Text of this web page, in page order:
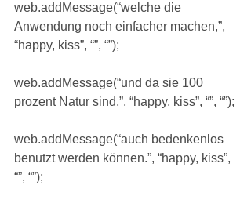
web.addMessage(“welche die
Anwendung noch einfacher machen,”,
“happy, kiss”, “”, “”);
web.addMessage(“und da sie 100
prozent Natur sind,”, “happy, kiss”, “”, “”);
web.addMessage(“auch bedenkenlos
benutzt werden können.”, “happy, kiss”,
“”, “”);